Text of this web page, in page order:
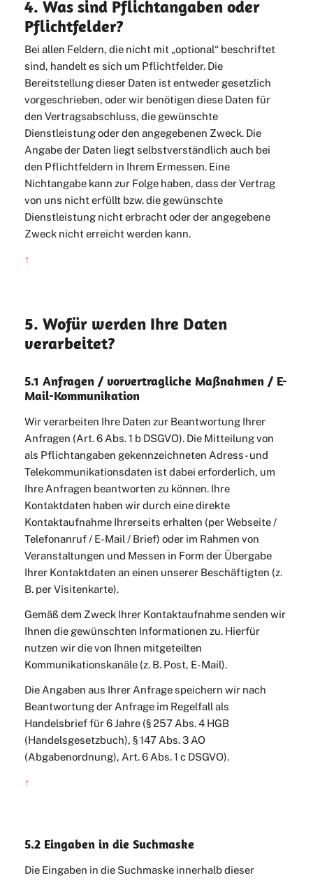
4. Was sind Pflichtangaben oder
Pflichtfelder?
Bei allen Feldern, die nicht mit „optional“ beschriftet
sind, handelt es sich um Pflichtfelder. Die
Bereitstellung dieser Daten ist entweder gesetzlich
vorgeschrieben, oder wir benötigen diese Daten für
den Vertragsabschluss, die gewünschte
Dienstleistung oder den angegebenen Zweck. Die
Angabe der Daten liegt selbstverständlich auch bei
den Pflichtfeldern in Ihrem Ermessen. Eine
Nichtangabe kann zur Folge haben, dass der Vertrag
von uns nicht erfüllt bzw. die gewünschte
Dienstleistung nicht erbracht oder der angegebene
Zweck nicht erreicht werden kann.
↑
5. Wofür werden Ihre Daten
verarbeitet?
5.1 Anfragen / vorvertragliche Maßnahmen / E-
Mail-Kommunikation
Wir verarbeiten Ihre Daten zur Beantwortung Ihrer
Anfragen (Art. 6 Abs. 1 b DSGVO). Die Mitteilung von
als Pflichtangaben gekennzeichneten Adress- und
Telekommunikationsdaten ist dabei erforderlich, um
Ihre Anfragen beantworten zu können. Ihre
Kontaktdaten haben wir durch eine direkte
Kontaktaufnahme Ihrerseits erhalten (per Webseite /
Telefonanruf / E-Mail / Brief) oder im Rahmen von
Veranstaltungen und Messen in Form der Übergabe
Ihrer Kontaktdaten an einen unserer Beschäftigten (z.
B. per Visitenkarte).
Gemäß dem Zweck Ihrer Kontaktaufnahme senden wir
Ihnen die gewünschten Informationen zu. Hierfür
nutzen wir die von Ihnen mitgeteilten
Kommunikationskanäle (z. B. Post, E-Mail).
Die Angaben aus Ihrer Anfrage speichern wir nach
Beantwortung der Anfrage im Regelfall als
Handelsbrief für 6 Jahre (§ 257 Abs. 4 HGB
(Handelsgesetzbuch), § 147 Abs. 3 AO
(Abgabenordnung), Art. 6 Abs. 1 c DSGVO).
↑
5.2 Eingaben in die Suchmaske
Die Eingaben in die Suchmaske innerhalb dieser